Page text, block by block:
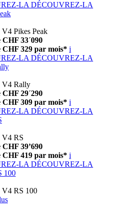
LA DÉCOUVREZ-LA
Pikes Peak
33´090
329 par mois* i
LA DÉCOUVREZ-LA
V4 Rally
29´290
309 par mois* i
LA DÉCOUVREZ-LA
V4 RS
39’690
419 par mois* i
LA DÉCOUVREZ-LA
100
V4 RS 100